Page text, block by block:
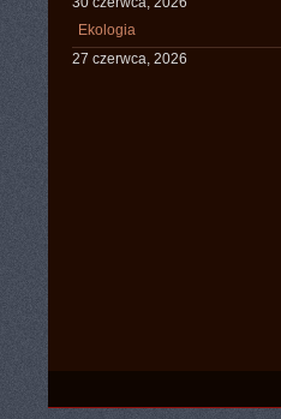
Ekologia
27 czerwca, 2026